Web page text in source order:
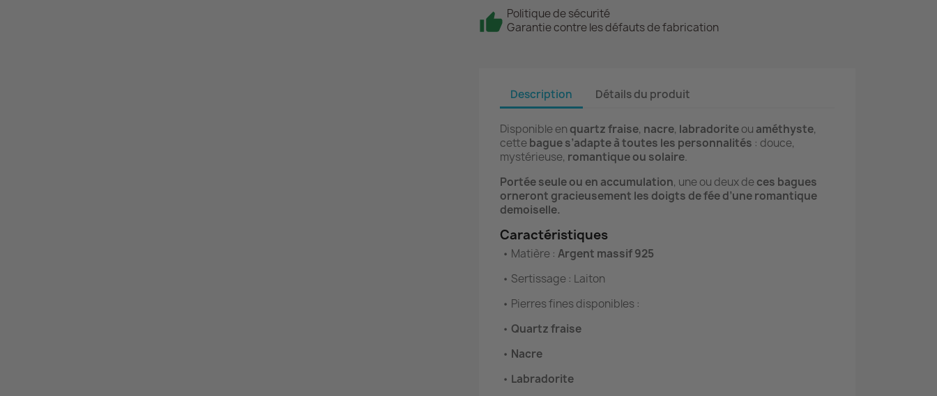
Politique de sécurité
Garantie contre les défauts de fabrication
Description Détails du produit
Disponible en quartz fraise, nacre, labradoriteou améthyste,
cettebague s’adapte à toutes les personnalités : douce,
mystérieuse, romantique ou solaire.
Portée seule ou en accumulation, une ou deux deces bagues
orneront gracieusement les doigts de fée d’une romantique
demoiselle.
Caractéristiques
• Matière : Argent massif 925
• Sertissage : Laiton
• Pierres fines disponibles :
• Quartz fraise
• Nacre
• Labradorite